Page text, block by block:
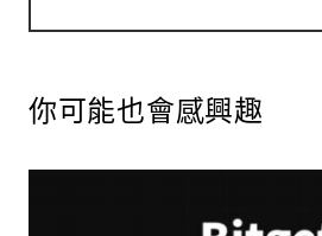
你可能也會感興趣